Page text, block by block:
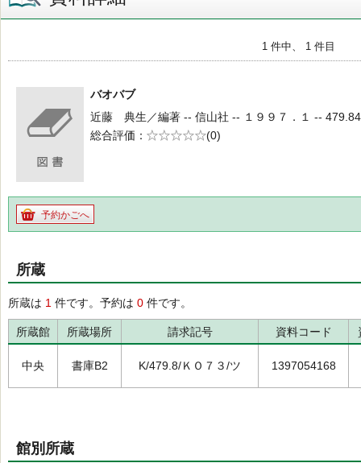
1 件中、 1 件目
バオバブ
近藤 典生／編著 -- 信山社 -- １９９７．１ -- 479.84
総合評価
5段階評価
(0)
予約かごへ
所蔵
所蔵は 1 件です。予約は 0 件です。
所蔵館 所蔵場所 請求記号 資料コード
中央 書庫B2 K/479.8/ＫＯ７３/ツ 1397054168
館別所蔵